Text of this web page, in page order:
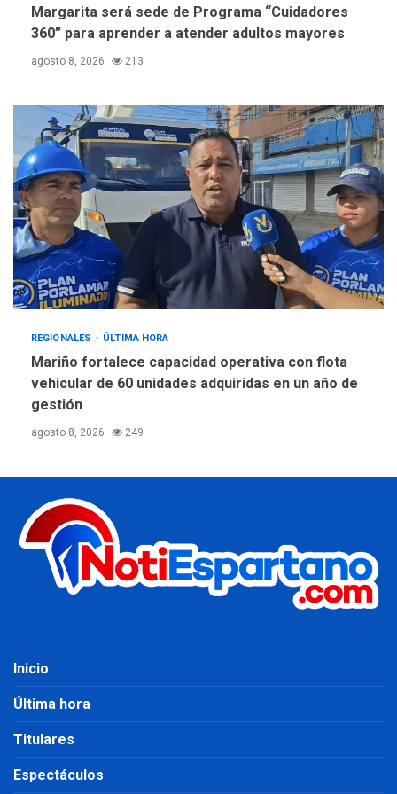
Margarita será sede de Programa “Cuidadores
360” para aprender a atender adultos mayores
agosto 8, 2026 213
REGIONALES ÚLTIMA HORA
Mariño fortalece capacidad operativa con flota
vehicular de 60 unidades adquiridas en un año de
gestión
agosto 8, 2026 249
Inicio
Última hora
Titulares
Espectáculos